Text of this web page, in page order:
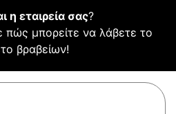
η εταιρεία σας?
πώς μπορείτε να λάβετε το
βραβείων!